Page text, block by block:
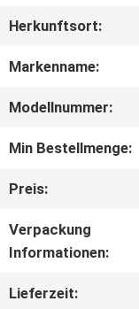
FABRIK
TOUR
Herkunftsort:
Markenname:
Modellnummer:
Min Bestellmenge:
Preis:
Verpackung
Informationen:
Lieferzeit: